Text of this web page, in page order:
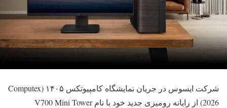
شرکت ایسوس در جریان نمایشگاه کامپیوتکس ۱۴۰۵ (Computex
2026) از رایانه رومیزی جدید خود با نام V700 Mini Tower